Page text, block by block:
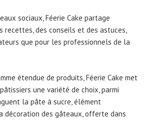
sociaux, Féerie Cake partage
recettes, des conseils et des astuces,
que pour les professionnels de la
étendue de produits, Féerie Cake met
une variété de choix, parmi
la pâte à sucre, élément
décoration des gâteaux, offerte dans